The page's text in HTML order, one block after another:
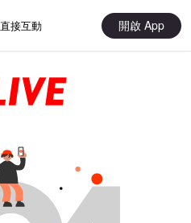
接互動 開啟 App